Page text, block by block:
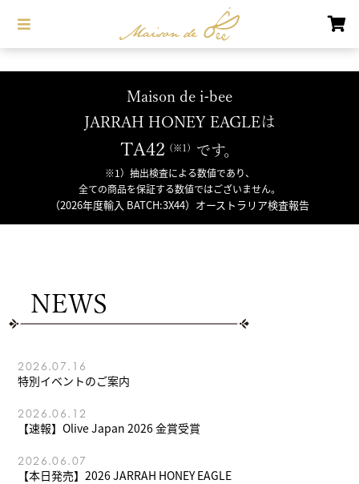
Maison de i-bee
JARRAH HONEY EAGLEは
TA42 です。
※1）抽出検査による数値であり、
全ての商品を保証する数値ではございません。
（2026年度輸入 BATCH:3X44）オーストラリア検査報告
NEWS
2026.07.16
特別イベントのご案内
2026.06.12
【速報】Olive Japan 2026 金賞受賞
2026.06.07
【本日発売】2026 JARRAH HONEY EAGLE